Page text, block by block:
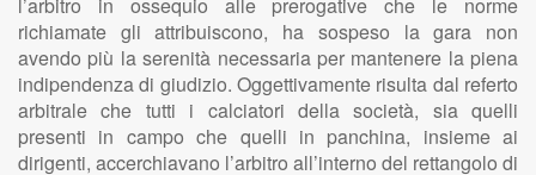
richiamate gli attribuiscono, ha sospeso la gara non
avendo più la serenità necessaria per mantenere la piena
indipendenza di giudizio. Oggettivamente risulta dal referto
arbitrale che tutti i calciatori della società, sia quelli
presenti in campo che quelli in panchina, insieme ai
dirigenti, accerchiavano l’arbitro all’interno del rettangolo di